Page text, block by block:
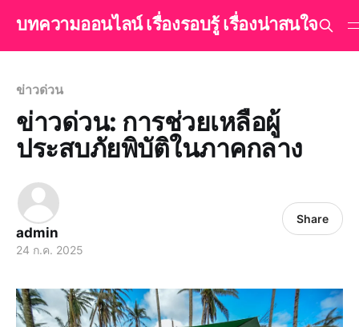
บทความออนไลน์ เรื่องรอบรู้ เรื่องน่าสนใจ
ข่าวด่วน
ข่าวด่วน: การช่วยเหลือผู้
ประสบภัยพิบัติในภาคกลาง
admin
24 ก.ค. 2025
Share